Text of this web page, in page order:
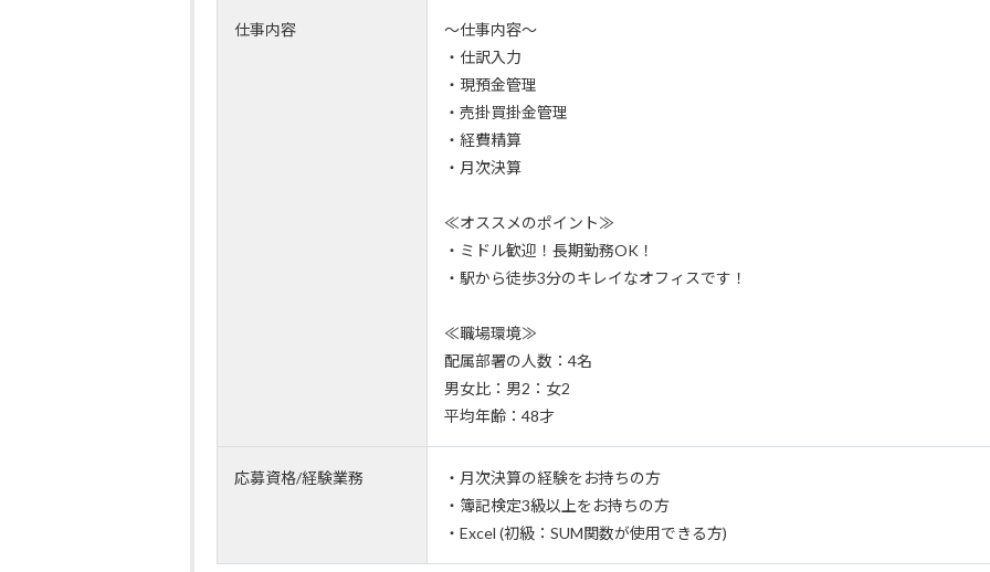
仕事内容
～仕事内容～
・仕訳入力
・現預金管理
・売掛買掛金管理
・経費精算
・月次決算
≪オススメのポイント≫
・ミドル歓迎！長期勤務OK！
・駅から徒歩3分のキレイなオフィスです！
≪職場環境≫
配属部署の人数：4名
男女比：男2：女2
平均年齢：48才
応募資格/経験業務
・月次決算の経験をお持ちの方
・簿記検定3級以上をお持ちの方
・Excel (初級：SUM関数が使用できる方)